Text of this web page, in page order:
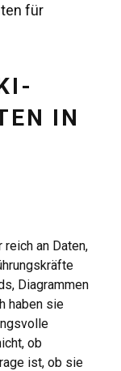
für
IN
an Daten,
Diagrammen
haben sie
ob
ist, ob sie